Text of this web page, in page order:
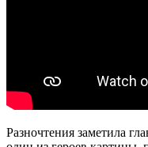
Разночтения заметила